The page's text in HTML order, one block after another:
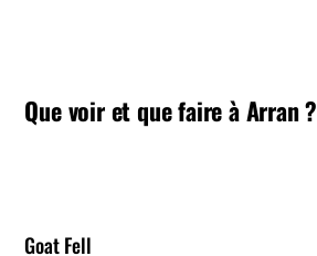
Que voir et que faire à Arran ?
Goat Fell